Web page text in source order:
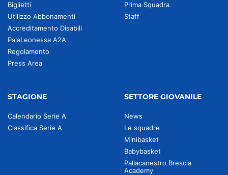
Biglietti
Utilizzo Abbonamenti
Accreditamento Disabili
PalaLeonessa A2A
Regolamento
Press Area
Prima Squadra
Staff
STAGIONE
Calendario Serie A
Classifica Serie A
SETTORE GIOVANILE
News
Le squadre
Minibasket
Babybasket
Pallacanestro Brescia
Academy